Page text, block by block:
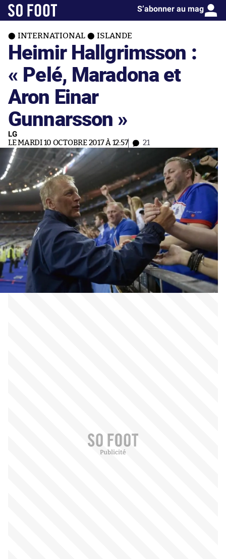
S’abonner au mag
INTERNATIONAL ISLANDE
Heimir Hallgrimsson :
« Pelé, Maradona et
Aron Einar
Gunnarsson »
LG
LE MARDI 10 OCTOBRE 2017 À 12:57 21